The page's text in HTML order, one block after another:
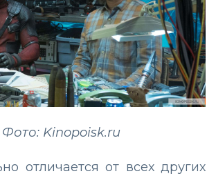
Фото: Kinopoisk.ru
отличается от всех других